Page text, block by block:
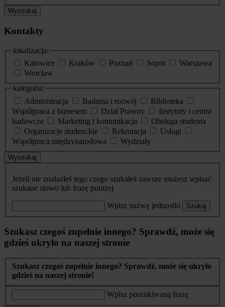
Wyszukaj
Kontakty
lokalizacja:
Katowice
Kraków Poznań Sopot
Warszawa
Wrocław
kategoria:
Administracja
Badania i rozwój
Biblioteka
Współpraca z biznesem
Dział Prawny
Instytuty i centra
badawcze
Marketing i komunikacja
Obsługa studenta
Organizacje studenckie
Rekrutacja
Usługi
Współpraca międzynarodowa
Wydziały
Wyszukaj
Jeżeli nie znalazłeś tego czego szukałeś zawsze możesz wpisać
szukane słowo lub frazę poniżej
Wpisz nazwę jednostki Szukaj
Szukasz czegoś zupełnie innego? Sprawdź, może się
gdzieś ukryło na naszej stronie
Szukasz czegoś zupełnie innego? Sprawdź, może się ukryło
gdzieś na naszej stronie!
Wpisz poszukiwaną frazę